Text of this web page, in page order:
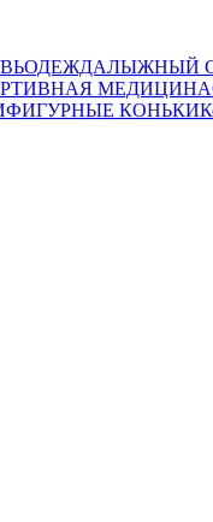
ОДЕЖДАЛЫЖНЫЙ
МЕДИЦИНА
ФИГУРНЫЕ КОНЬКИ